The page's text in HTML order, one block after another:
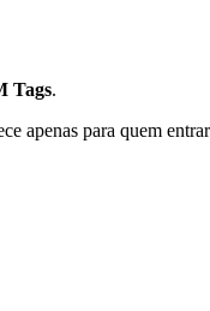
Tags.
apenas para quem